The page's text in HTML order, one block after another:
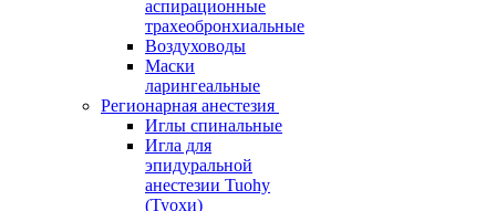
аспирационные
трахеобронхиальные
Воздуховоды
Маски
ларингеальные
Регионарная анестезия
Иглы спинальные
Игла для
эпидуральной
анестезии Tuohy
(Туохи)